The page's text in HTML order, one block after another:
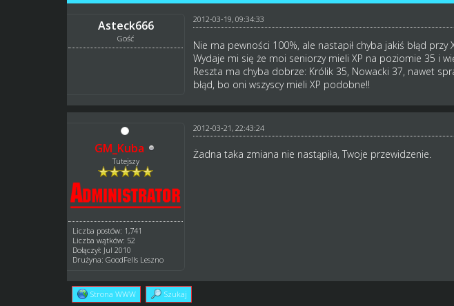
Asteck666
Gość
2012-03-19, 09:34:33
Nie ma pewności 100%, ale nastapił chyba jakiś błąd przy
Wydaje mi się że moi seniorzy mieli XP na poziomie 35 i
Reszta ma chyba dobrze: Królik 35, Nowacki 37, nawet
błąd, bo oni wszyscy mieli XP podobne!!
GM_Kuba
Tutejszy
Liczba postów: 1,741
Liczba wątków: 52
Dołączył: Jul 2010
Drużyna: GoodFells Leszno
2012-03-21, 22:43:24
Żadna taka zmiana nie nastąpiła, Twoje przewidzenie.
Strona WWW Szukaj